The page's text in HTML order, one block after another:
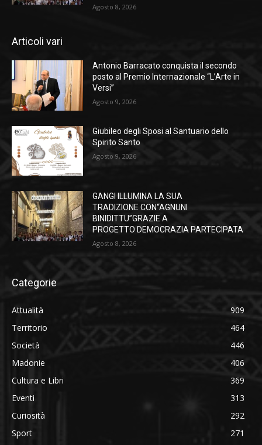
Agosto 8, 2026
Articoli vari
Antonio Barracato conquista il secondo
posto al Premio Internazionale “L’Arte in
Versi”
Agosto 9, 2026
Giubileo degli Sposi al Santuario dello
Spirito Santo
Agosto 9, 2026
GANGI ILLUMINA LA SUA
TRADIZIONE CON“AGNUNI
BINIDITTU”GRAZIE A
PROGETTO DEMOCRAZIA PARTECIPATA
Agosto 8, 2026
Categorie
Attualità
909
Territorio
464
Società
446
Madonie
406
Cultura e Libri
369
Eventi
313
Curiosità
292
Sport
271